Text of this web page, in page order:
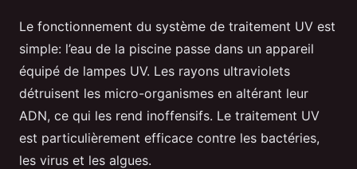
Le fonctionnement du système de traitement UV est
simple: l’eau de la piscine passe dans un appareil
équipé de lampes UV. Les rayons ultraviolets
détruisent les micro-organismes en altérant leur
ADN, ce qui les rend inoffensifs. Le traitement UV
est particulièrement efficace contre les bactéries,
les virus et les algues.